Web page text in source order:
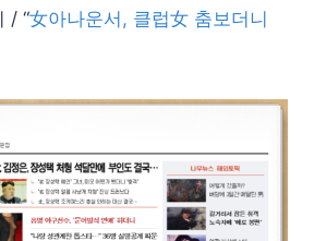
/ “女아나운서, 클럽女 춤보더니